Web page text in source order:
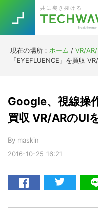
primary
navigation
main
content
primary
sidebar
footer
共に突き抜ける
現在の場所： ホーム / VR/
「EYEFLUENCE」を買収
2016-10-25 16:21
Google、視線操
買収 VR/ARのUI
By maskin
TOPICS
RE:LIFE
Re:Work
[Startup]
[Voice Edition]
Trend 今話題の注目キ
5G Asana